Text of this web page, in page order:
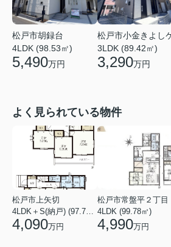
松戸市胡録台
4LDK (98.53㎡)
5,490万円
松戸市小金きよし
3LDK (89.42㎡)
3,290万円
よく見られている物件
松戸市上矢切
4LDK＋S(納戸) (97.71㎡)
4,090万円
松戸市常盤平２丁目
4LDK (99.78㎡)
4,990万円